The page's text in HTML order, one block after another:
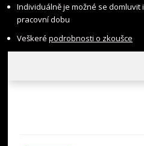
Individuálně je možné se domluvit i
pracovní dobu
Veškerépodrobnosti o zkoušce